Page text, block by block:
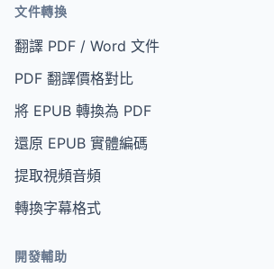
文件轉換
翻譯 PDF / Word 文件
PDF 翻譯價格對比
將 EPUB 轉換為 PDF
還原 EPUB 實體編碼
提取視頻音頻
轉換字幕格式
開發輔助